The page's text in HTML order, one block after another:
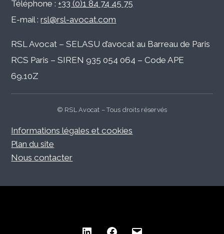
Téléphone :+33 (0)1 84 74 45 75
E-mail :rsl@rsl-avocat.com
RSL Avocat – SELASU d’avocat au Barreau de Paris
RCS Paris – SIREN 935 054 064 – Code APE
69.10Z
© RSL Avocat – Tous droits réservés
Informations légales et cookies
Plan du site
Nous contacter
linkedin facebook